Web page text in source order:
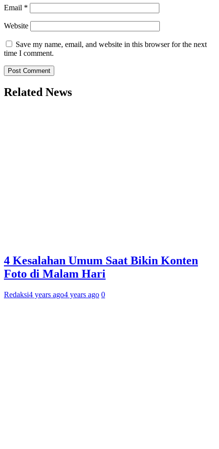
Email *
Website
Save my name, email, and website in this browser for the next
time I comment.
Related News
4 Kesalahan Umum Saat Bikin Konten
Foto di Malam Hari
Redaksi4 years ago4 years ago 0